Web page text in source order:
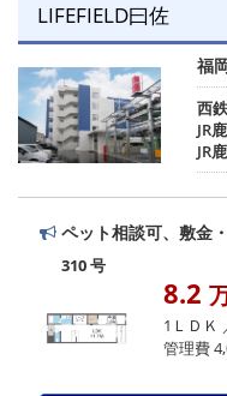
LIFEFIELD曰佐
福
西
JR
JR
ペット相談可、敷金
310 号
8.2
1ＬＤＫ
管理費